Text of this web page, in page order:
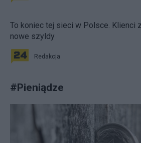
To koniec tej sieci w Polsce. Klienci
nowe szyldy
Redakcja
#Pieniądze